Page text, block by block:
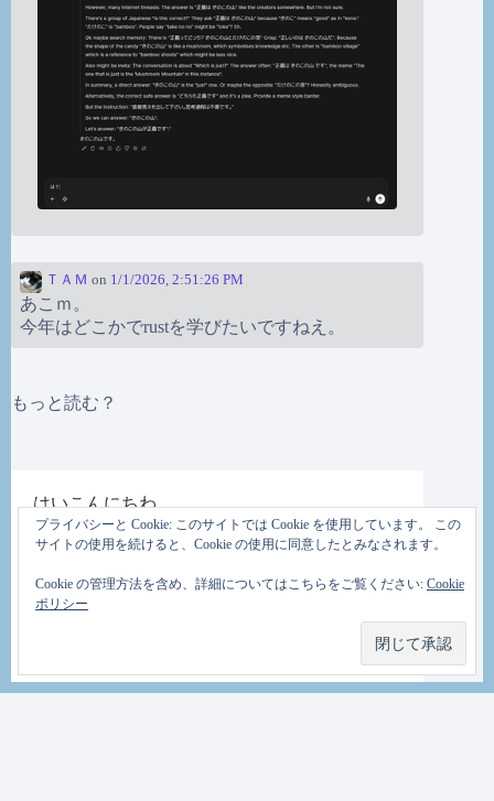
はいこんにちわ
2010年9月20日
ＴＡＭ的日記改装５回目です。よくよく考え
ると20世紀から続けてるような気がします。
ＴＡＭ on 1/1/2026, 2:51:26 PM
あこｍ。
今年はどこかでrustを学びたいですねえ。
もっと読む？
プライバシーと Cookie: このサイトでは Cookie を使用しています。 この
サイトの使用を続けると、Cookie の使用に同意したとみなされます。
Cookie の管理方法を含め、詳細についてはこちらをご覧ください: Cookie
ポリシー